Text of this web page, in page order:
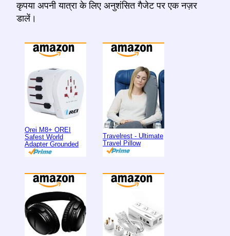
कृपया अपनी यात्रा के लिए अनुशंसित गैजेट पर एक नज़र
डालें।
Orei M8+ OREI
Safest World
Adapter Grounded
Travelrest - Ultimate
Travel Pillow